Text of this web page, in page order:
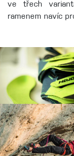
ve třech
ramenem navíc